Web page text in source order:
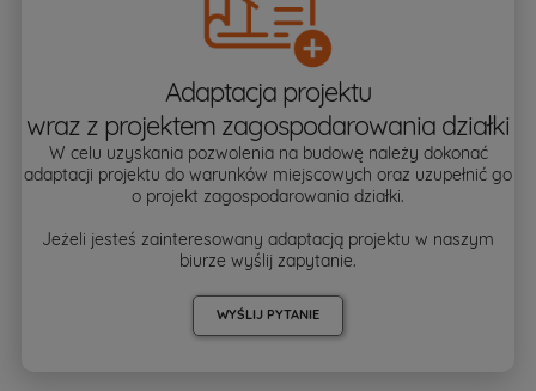
Adaptacja projektu
wraz z projektem zagospodarowania działki
W celu uzyskania pozwolenia na budowę należy dokonać
adaptacji projektu do warunków miejscowych oraz uzupełnić go
o projekt zagospodarowania działki.
Jeżeli jesteś zainteresowany adaptacją projektu w naszym
biurze wyślij zapytanie.
WYŚLIJ PYTANIE